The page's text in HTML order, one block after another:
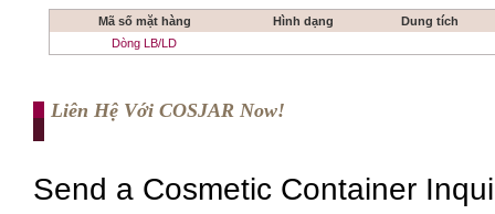
Mã số mặt hàng Hình dạng
Dung tích
Dòng LB/LD
Liên Hệ Với COSJAR Now!